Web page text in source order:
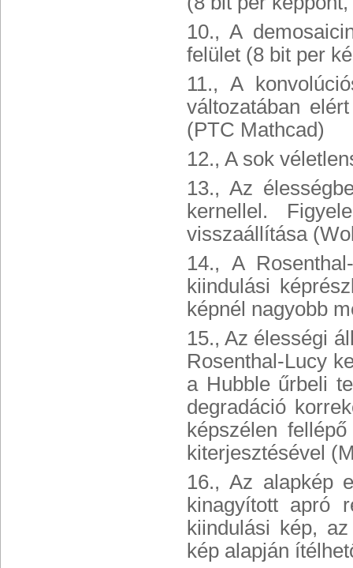
10., A
felület (8 bit per
11., A
változatában
(PTC Mathcad)
12., A sok
13., Az
kernellel.
visszaállítása
14., A
kiindulási
képnél nagyobb
15., Az élességi
Rosenthal-Lucy
a Hubble űrbeli
degradáció
képszélen
kiterjesztésével
16., Az alapkép
kinagyított apró
kiindulási kép,
kép alapján